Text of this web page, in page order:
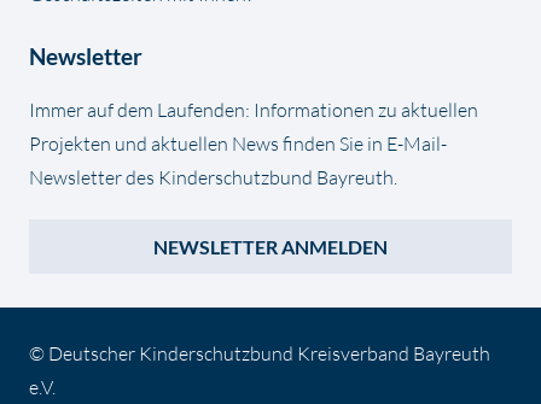
Newsletter
Immer auf dem Laufenden: Informationen zu aktuellen
Projekten und aktuellen News finden Sie in E-Mail-
Newsletter des Kinderschutzbund Bayreuth.
NEWSLETTER ANMELDEN
© Deutscher Kinderschutzbund Kreisverband Bayreuth
e.V.